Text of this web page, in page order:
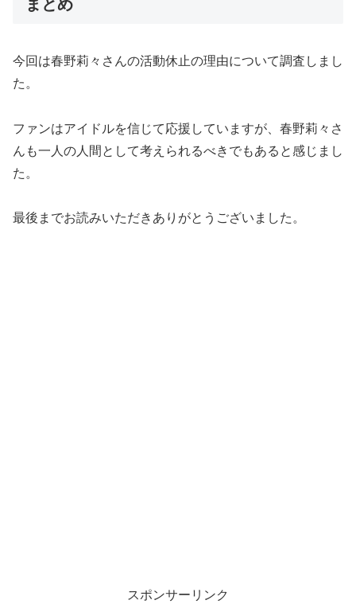
まとめ
今回は春野莉々さんの活動休止の理由について調査しまし
た。
ファンはアイドルを信じて応援していますが、春野莉々さ
んも一人の人間として考えられるべきでもあると感じまし
た。
最後までお読みいただきありがとうございました。
スポンサーリンク